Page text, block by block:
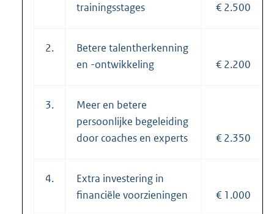
trainingsstages
€ 2.500
2.
Betere talentherkenning
en -ontwikkeling
€ 2.200
3.
Meer en betere
persoonlijke begeleiding
door coaches en experts
€ 2.350
4.
Extra investering in
financiële voorzieningen
€ 1.000